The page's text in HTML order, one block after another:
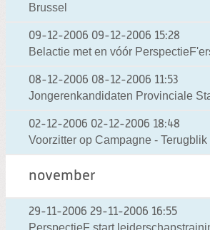
Brussel
09-12-2006 09-12-2006 15:28
Belactie met en vóór
08-12-2006 08-12-2006 11:53
Jongerenkandidaten Provinciale
02-12-2006 02-12-2006 18:48
Voorzitter op Campagne -
november
29-11-2006 29-11-2006 16:55
PerspectieF start